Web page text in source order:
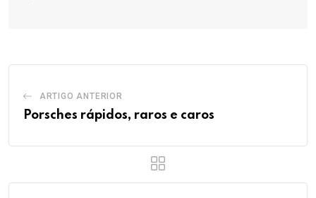
ARTIGO ANTERIOR
Porsches rápidos, raros e caros